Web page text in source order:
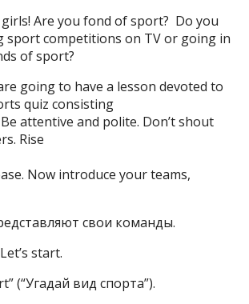
Are you fond of sport? Do you
sport competitions on TV or going in
of sport?
going to have a lesson devoted to
quiz consisting
attentive and polite. Don’t shout
Rise
Now introduce your teams,
свои команды.
start.
(“Угадай вид спорта”).